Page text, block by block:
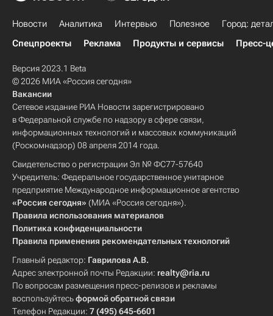
Новости Аналитика Интервью Полезное
Город:
Спецпроекты
Реклама Продукты и сервисы Пресс-
Версия 2023.1 Beta
© 2026 МИА «Россия сегодня»
Вакансии
Сетевое издание РИА Новости зарегистрировано
в Федеральной службе по надзору в сфере связи,
информационных технологий и массовых коммуникаций
(Роскомнадзор) 08 апреля 2014 года.
Свидетельство о регистрации Эл № ФС77-57640
Учредитель: Федеральное государственное унитарное
предприятие Международное информационное агентство
«Россия сегодня» (МИА «Россия сегодня»).
Правила использования материалов
Политика конфиденциальности
Правила применения рекомендательных технологий
Главный редактор: Гаврилова А.В.
Адрес электронной почты Редакции: realty@ria.ru
По вопросам размещения пресс-релизов и рекламы
воспользуйтесьформой обратной связи
Телефон Редакции: 7 (495) 645-6601